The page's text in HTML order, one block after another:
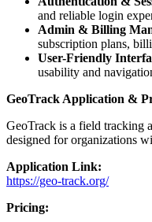
and reliable login
Admin & Billing
subscription plans,
User-Friendly
usability and
GeoTrack Application &
GeoTrack is a field tracking
designed for organizations
Application Link:
https://geo-track.org/
Pricing: